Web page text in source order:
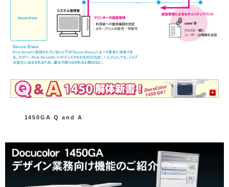
カ
リ
ー
1450GA Q and A